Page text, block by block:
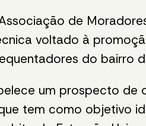
de
voltado à
do bairro
um prospecto de
que tem como objetivo